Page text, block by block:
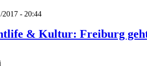
2017 - 20:44
& Kultur: Freiburg